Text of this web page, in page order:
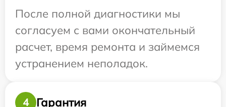
После полной диагностики мы
согласуем с вами окончательный
расчет, время ремонта и займемся
устранением неполадок.
4 Гарантия